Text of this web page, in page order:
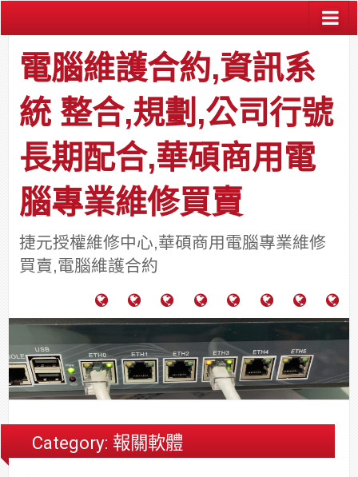
電腦維護合約,資訊系
統 整合,規劃,公司行號
長期配合,華碩商用電
腦專業維修買賣
捷元授權維修中心,華碩商用電腦專業維修
買賣,電腦維護合約
腦
護
合
約
功
例
分
享
於
力
通
通
報
關
系
統
視
系
統
安
修,
舍
網
路/
大
樓
公
中
料
件
區
團
法
台
中
Category: 報關軟體